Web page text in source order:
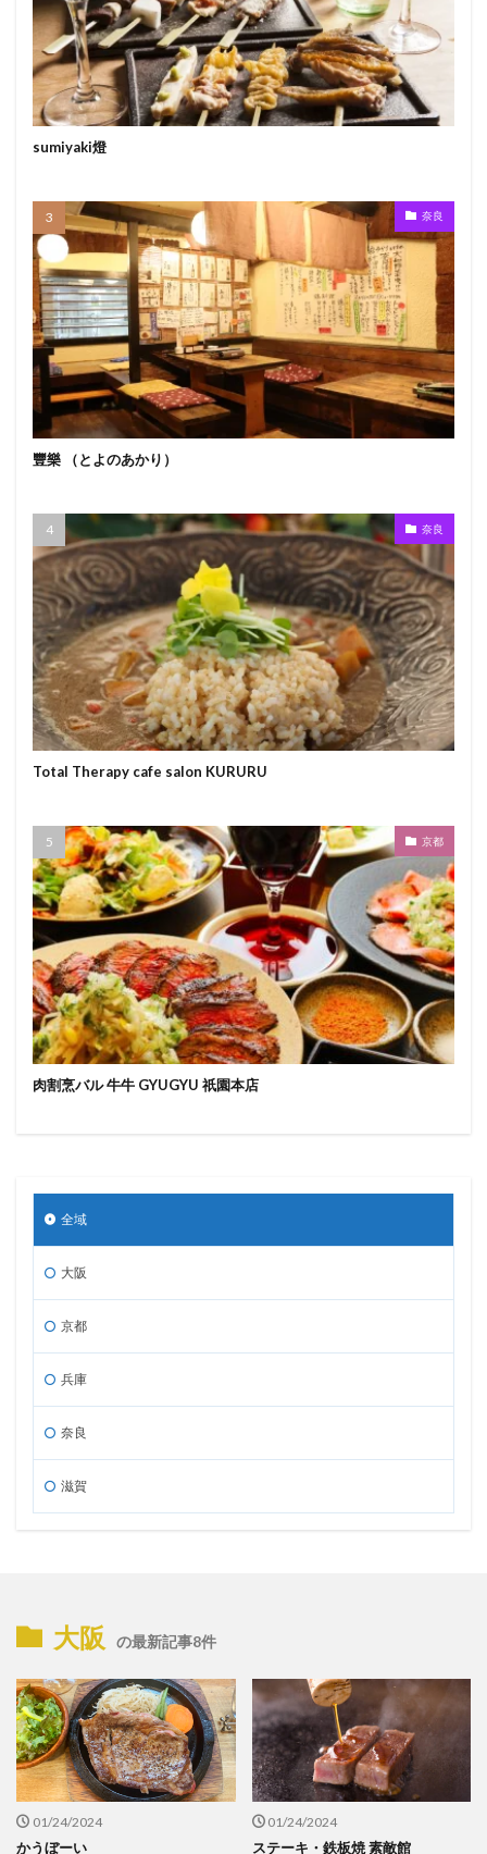
sumiyaki燈
奈良
豐樂 （とよのあかり）
奈良
Total Therapy cafe salon KURURU
京都
肉割烹バル 牛牛 GYUGYU 祇園本店
全域
大阪
京都
兵庫
奈良
滋賀
大阪 の最新記事8件
01/24/2024
かうぼーい
01/24/2024
ステーキ・鉄板焼 素敵館